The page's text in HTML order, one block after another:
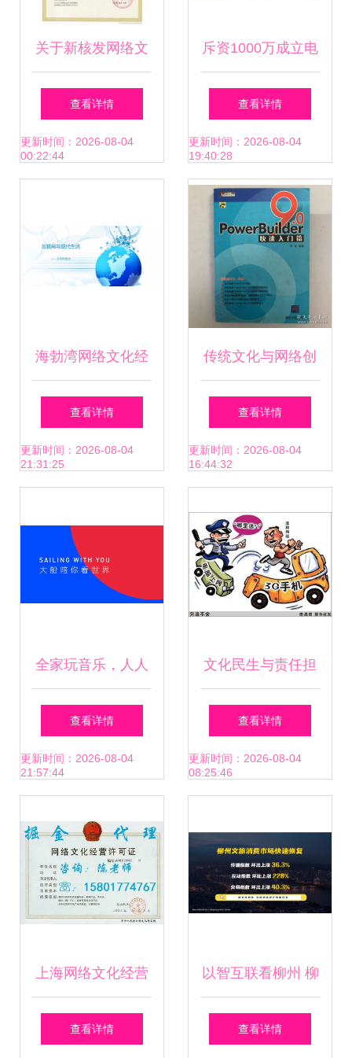
关于新核发网络文
化经营许可证的公
示（编号
查看详情
更新时间：2026-08-04
00:22:44
斥资1000万成立电
竞公司,快手电竞事
业前景可期?
查看详情
更新时间：2026-08-04
19:40:28
海勃湾网络文化经
营许可证演出剧目
查看详情
更新时间：2026-08-04
21:31:25
传统文化与网络创
新 从孔夫子旧书网
看百玉文化传媒的
查看详情
更新时间：2026-08-04
16:44:32
全家玩音乐，人人
都是演奏家——网
络文化经营的幸福
查看详情
更新时间：2026-08-04
21:57:44
文化民生与责任担
当 六问反三俗，永
守文化净土
查看详情
更新时间：2026-08-04
08:25:46
上海网络文化经营
许可证办理条件与
查看详情
以智互联看柳州 柳
州市文化旅游互联
查看详情